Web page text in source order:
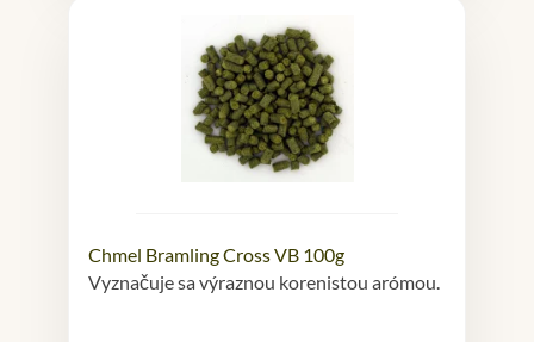
Chmel Bramling Cross VB 100g
Vyznačuje sa výraznou korenistou arómou.